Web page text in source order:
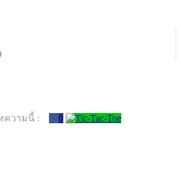
ความนี้ : 0